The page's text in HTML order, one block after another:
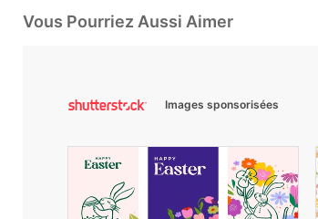
Vous Pourriez Aussi Aimer
Images sponsorisées